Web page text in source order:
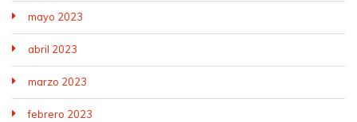
mayo 2023
abril 2023
marzo 2023
febrero 2023